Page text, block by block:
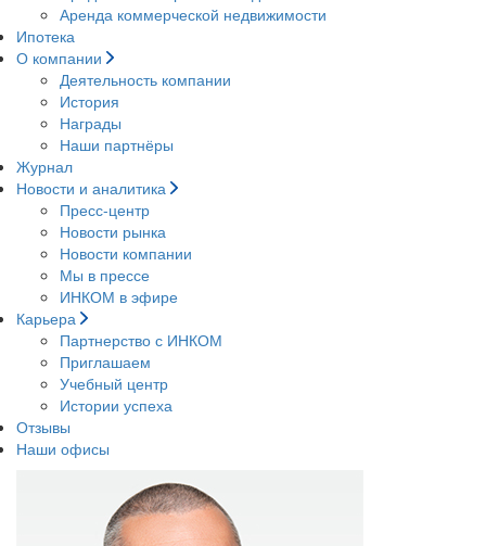
Аренда коммерческой недвижимости
Ипотека
О компании
Деятельность компании
История
Награды
Наши партнёры
Журнал
Новости и аналитика
Пресс-центр
Новости рынка
Новости компании
Мы в прессе
ИНКОМ в эфире
Карьера
Партнерство с ИНКОМ
Приглашаем
Учебный центр
Истории успеха
Отзывы
Наши офисы